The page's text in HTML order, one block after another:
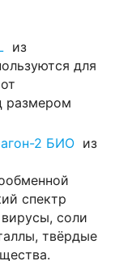
из
для
размером
2 БИО из
спектр
соли
твёрдые